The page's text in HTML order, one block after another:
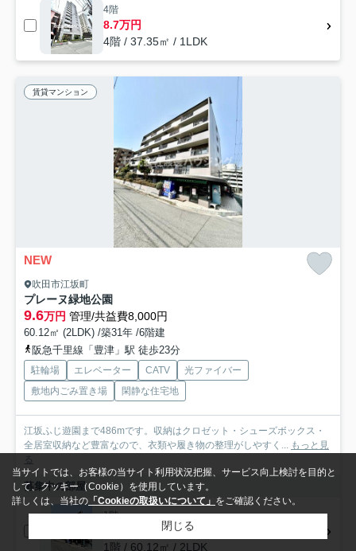
4階
8.7万円
4階 / 37.35㎡ / 1LDK
賃貸マンション
NEW
吹田市江坂町
プレーヌ緑地公園
9.6万円 管理/共益費8,000円
60.12㎡ (2LDK) /築31年 /6階建
阪急千里線「豊津」駅 徒歩23分
駐輪場 エレベーター CATV
光ファイバー
敷地内ごみ置き場
閑静な住宅地
江坂ふじ遊園まで486mです。収納はクロゼット・シューズボックス・
全居室収納など豊富なので、衣類や履き物の整理がしやすく...
もっと見
る
募集中の部屋
1階
1階 / 60.12㎡ / 2LDK
当サイトでは、お客様の当サイト利用状況把握、サービス向上検討を目的と
して、クッキー（Cookie）を使用しています。
詳しくは、当社の 「Cookieの取扱いについて」 をご確認ください。
閉じる